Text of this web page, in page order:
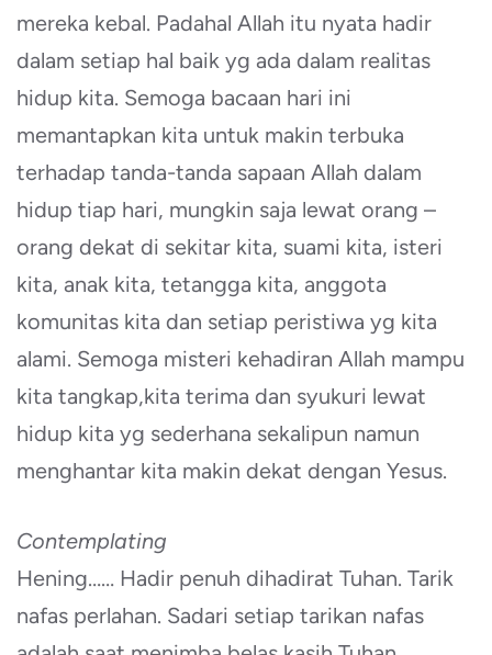
mereka kebal. Padahal Allah itu nyata hadir
dalam setiap hal baik yg ada dalam realitas
hidup kita. Semoga bacaan hari ini
memantapkan kita untuk makin terbuka
terhadap tanda-tanda sapaan Allah dalam
hidup tiap hari, mungkin saja lewat orang –
orang dekat di sekitar kita, suami kita, isteri
kita, anak kita, tetangga kita, anggota
komunitas kita dan setiap peristiwa yg kita
alami. Semoga misteri kehadiran Allah mampu
kita tangkap,kita terima dan syukuri lewat
hidup kita yg sederhana sekalipun namun
menghantar kita makin dekat dengan Yesus.
Contemplating
Hening…… Hadir penuh dihadirat Tuhan. Tarik
nafas perlahan. Sadari setiap tarikan nafas